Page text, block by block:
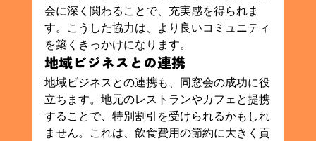
会に深く関わることで、充実感を得られま
す。こうした協力は、より良いコミュニティ
を築くきっかけになります。
地域ビジネスとの連携
地域ビジネスとの連携も、同窓会の成功に役
立ちます。地元のレストランやカフェと提携
することで、特別割引を受けられるかもしれ
ません。これは、飲食費用の節約に大きく貢